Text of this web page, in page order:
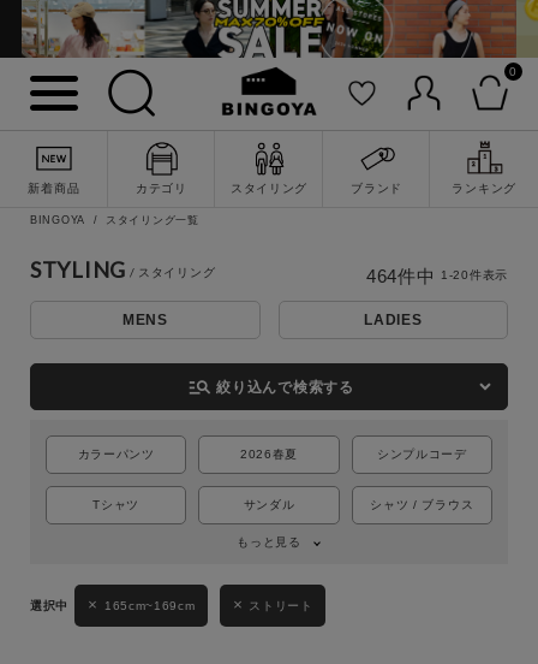
0
新着商品 カテゴリ スタイリング ブランド ランキング
詳細検索
BINGOYA スタイリング一覧
STYLING
MENS LADIES
manage_search 絞り込んで検索する
カラーパンツ 2026春夏 シンプルコーデ
Tシャツ サンダル シャツ / ブラウス
もっと見る
165cm~169cm ストリート
464件中 1-20件表示